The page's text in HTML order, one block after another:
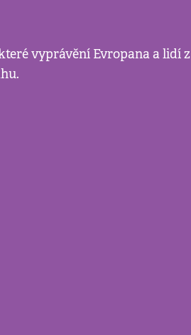
vyprávění Evropana a lidí z